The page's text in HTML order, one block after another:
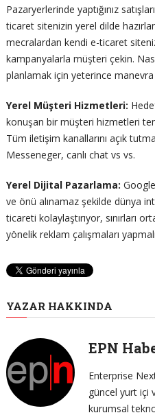
Pazaryerlerinde yaptığınız
ticaret sitenizin yerel dilde
mecralardan kendi e-ticaret
kampanyalarla müşteri çekin.
planlamak için yeterince manevra
Yerel Müşteri Hizmetleri:
konuşan bir müşteri hizmetleri
Tüm iletişim kanallarını açık
Messeneger, canlı chat vs vs.
Yerel Dijital Pazarlama:
ve önü alınamaz şekilde dünya
ticareti kolaylaştırıyor, sınırları
yönelik reklam çalışmaları
YAZAR HAKKINDA
EPN
Enterprise
güncel yurt içi
kurumsal